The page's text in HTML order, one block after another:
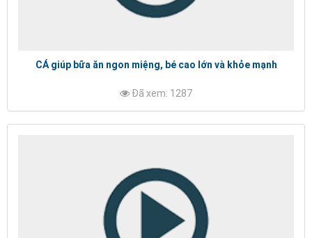
CÁ giúp bữa ăn ngon miệng, bé cao lớn và khỏe mạnh
Đã xem: 1287